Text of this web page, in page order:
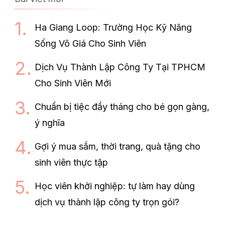
Ha Giang Loop: Trường Học Kỹ Năng
Sống Vô Giá Cho Sinh Viên
Dịch Vụ Thành Lập Công Ty Tại TPHCM
Cho Sinh Viên Mới
Chuẩn bị tiệc đầy tháng cho bé gọn gàng,
ý nghĩa
Gợi ý mua sắm, thời trang, quà tặng cho
sinh viên thực tập
Học viên khởi nghiệp: tự làm hay dùng
dịch vụ thành lập công ty trọn gói?